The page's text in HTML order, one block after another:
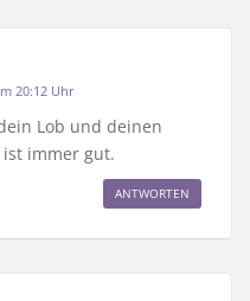
20:12 Uhr
Lob und deinen
ist immer gut.
ANTWORTEN